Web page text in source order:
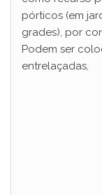
pórticos (em
grades), por
Podem ser
entrelaçadas,